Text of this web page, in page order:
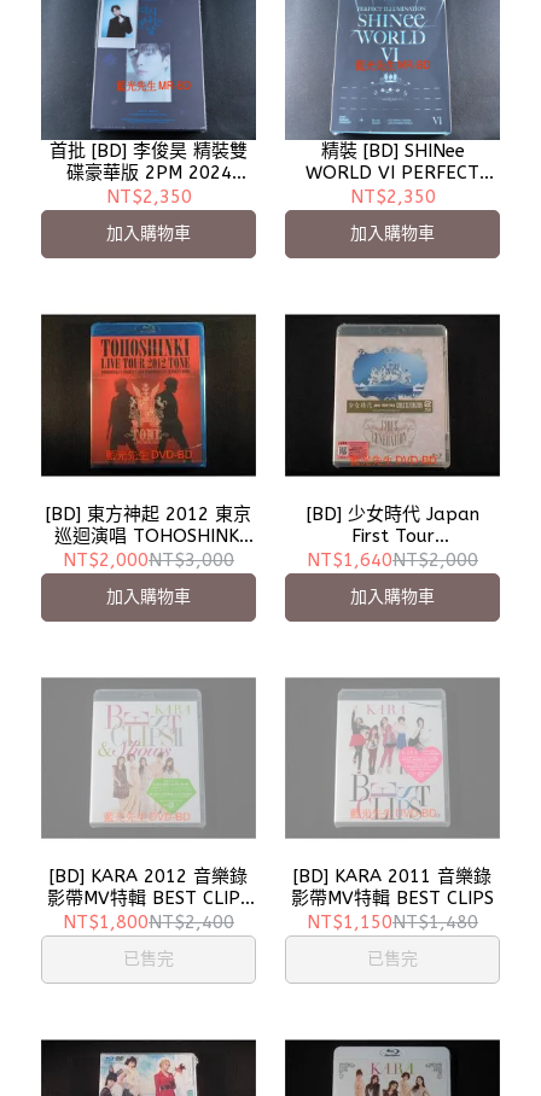
首批 [BD] 李俊昊 精裝雙
碟豪華版 2PM 2024
CONCERT The day we
meet again
NT$2,350
加入購物車
精裝 [BD] SHINee
WORLD VI PERFECT
ILLUMINATION in SEOUL
雙碟豪華版
NT$2,350
加入購物車
[BD] 東方神起 2012 東京
巡迴演唱 TOHOSHINKI
Live Tour 2012 Tone
BD-50G
NT$2,000NT$3,000
加入購物車
[BD] 少女時代 Japan
First Tour
Girls`Generation BD-50G
( 日本進口版 )
NT$1,640NT$2,000
加入購物車
[BD] KARA 2012 音樂錄
影帶MV特輯 BEST CLIPS
II & SHOWS
NT$1,800NT$2,400
已售完
[BD] KARA 2011 音樂錄
影帶MV特輯 BEST CLIPS
NT$1,150NT$1,480
已售完